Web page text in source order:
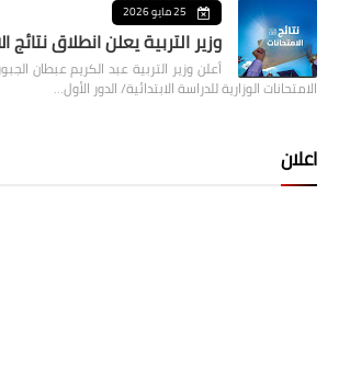
25 مايو 2026
وزير التربية يعلن انطلاق نتائج
أعلن وزير التربية عبد الكريم عبطان
الامتحانات الوزارية للدراسة الابتدائية/ الدور الأول…
اعلان